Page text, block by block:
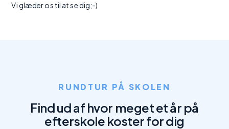
Vi glæder os til at se dig;-)
RUNDTUR PÅ SKOLEN
Find ud af hvor meget et år på
efterskole koster for dig